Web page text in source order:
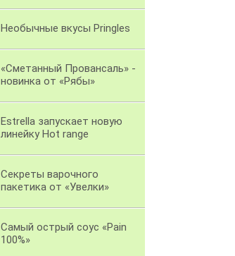
Необычные вкусы Pringles
«Сметанный Провансаль» -
новинка от «Рябы»
Estrella запускает новую
линейку Hot range
Секреты варочного
пакетика от «Увелки»
Самый острый соус «Pain
100%»